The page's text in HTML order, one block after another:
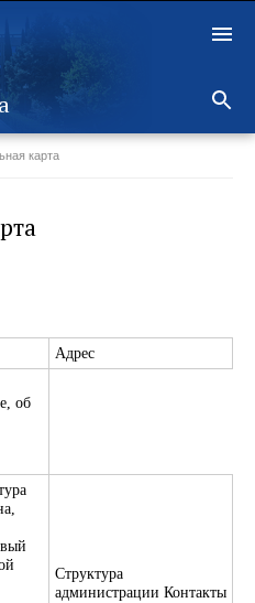
карта
Адрес
об
Структура
администрации Контакты